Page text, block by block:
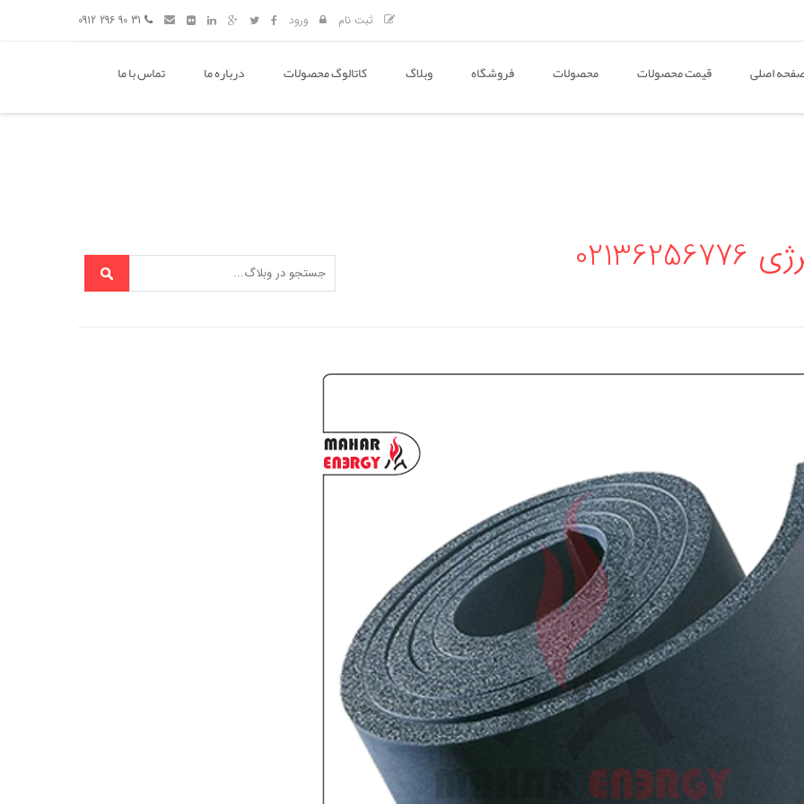
ثبت نام ورود
اصلی قیمت محصولات محصولات فروشگاه وبلاگ کاتالوگ محصولات درباره ما تماس با ما